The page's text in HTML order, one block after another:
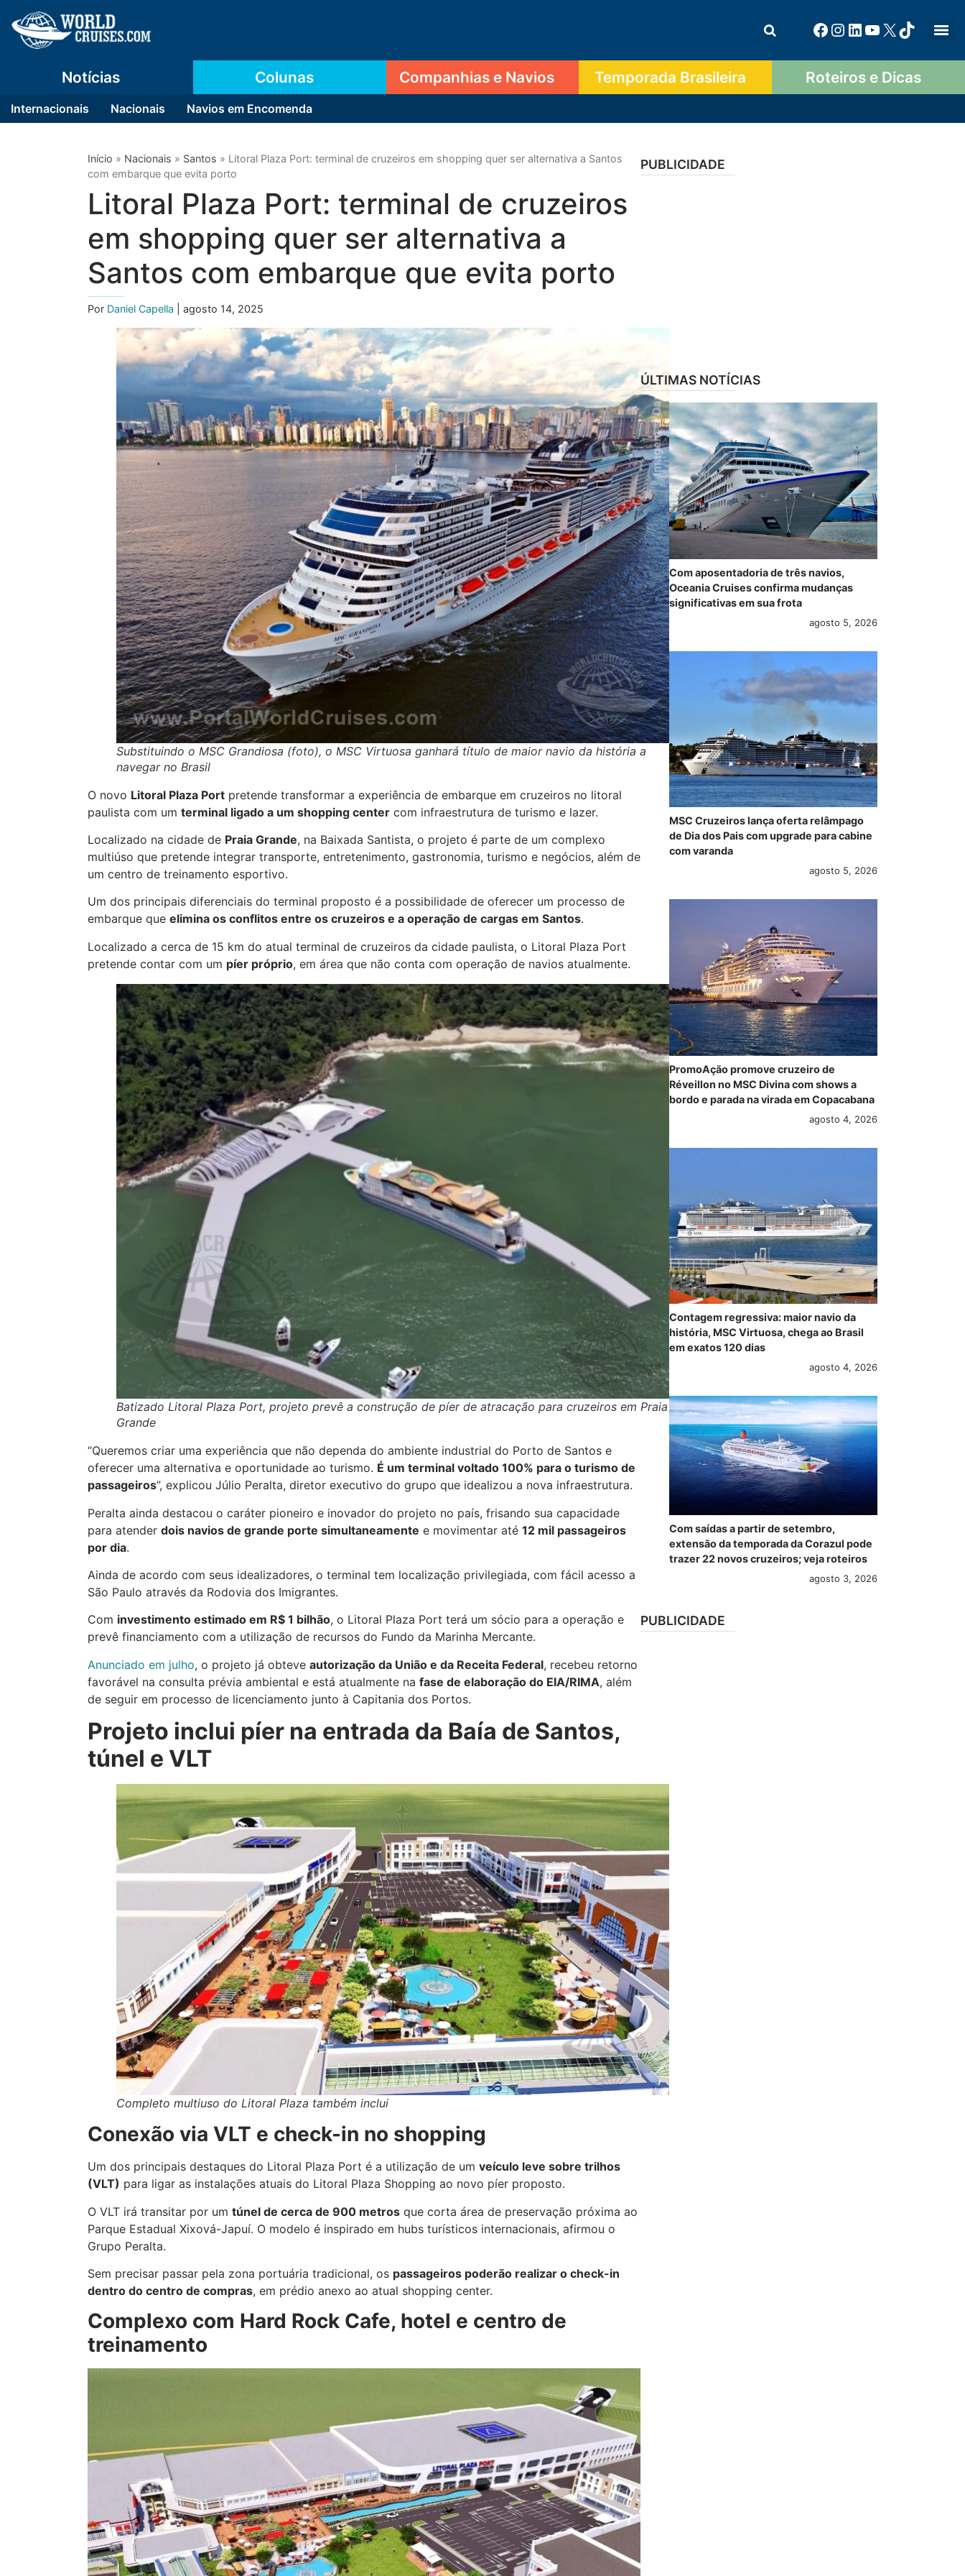
Notícias
Internacionais Nacionais Navios em Encomenda
Colunas Companhias e Navios Temporada Brasileira Roteiros e Dicas
Início » Nacionais » Santos » Litoral Plaza Port: terminal de cruzeiros em shopping quer ser alternativa a Santos
com embarque que evita porto
Litoral Plaza Port: terminal de cruzeiros
em shopping quer ser alternativa a
Santos com embarque que evita porto
Por Daniel Capella | agosto 14, 2025
Substituindo o MSC Grandiosa (foto), o MSC Virtuosa ganhará título de maior navio da história a
navegar no Brasil
O novo Litoral Plaza Port pretende transformar a experiência de embarque em cruzeiros no litoral
paulista com um terminal ligado a um shopping center com infraestrutura de turismo e lazer.
Localizado na cidade de Praia Grande, na Baixada Santista, o projeto é parte de um complexo
multiúso que pretende integrar transporte, entretenimento, gastronomia, turismo e negócios, além de
um centro de treinamento esportivo.
Um dos principais diferenciais do terminal proposto é a possibilidade de oferecer um processo de
embarque que elimina os conflitos entre os cruzeiros e a operação de cargas em Santos.
Localizado a cerca de 15 km do atual terminal de cruzeiros da cidade paulista, o Litoral Plaza Port
pretende contar com um píer próprio, em área que não conta com operação de navios atualmente.
Batizado Litoral Plaza Port, projeto prevê a construção de píer de atracação para cruzeiros em Praia
Grande
“Queremos criar uma experiência que não dependa do ambiente industrial do Porto de Santos e
oferecer uma alternativa e oportunidade ao turismo. É um terminal voltado 100% para o turismo de
passageiros”, explicou Júlio Peralta, diretor executivo do grupo que idealizou a nova infraestrutura.
Peralta ainda destacou o caráter pioneiro e inovador do projeto no país, frisando sua capacidade
para atender dois navios de grande porte simultaneamente e movimentar até 12 mil passageiros
por dia.
Ainda de acordo com seus idealizadores, o terminal tem localização privilegiada, com fácil acesso a
São Paulo através da Rodovia dos Imigrantes.
Com investimento estimado em R$ 1 bilhão, o Litoral Plaza Port terá um sócio para a operação e
prevê financiamento com a utilização de recursos do Fundo da Marinha Mercante.
Anunciado em julho, o projeto já obteve autorização da União e da Receita Federal, recebeu retorno
favorável na consulta prévia ambiental e está atualmente na fase de elaboração do EIA/RIMA, além
de seguir em processo de licenciamento junto à Capitania dos Portos.
Projeto inclui píer na entrada da Baía de Santos,
túnel e VLT
Completo multiuso do Litoral Plaza também inclui
Conexão via VLT e check-in no shopping
Um dos principais destaques do Litoral Plaza Port é a utilização de um veículo leve sobre trilhos
(VLT) para ligar as instalações atuais do Litoral Plaza Shopping ao novo píer proposto.
O VLT irá transitar por um túnel de cerca de 900 metros que corta área de preservação próxima ao
Parque Estadual Xixová-Japuí. O modelo é inspirado em hubs turísticos internacionais, afirmou o
Grupo Peralta.
Sem precisar passar pela zona portuária tradicional, os passageiros poderão realizar o check-in
dentro do centro de compras, em prédio anexo ao atual shopping center.
Complexo com Hard Rock Cafe, hotel e centro de
treinamento
PUBLICIDADE
ÚLTIMAS NOTÍCIAS
Com aposentadoria de três navios,
Oceania Cruises confirma mudanças
significativas em sua frota
agosto 5, 2026
MSC Cruzeiros lança oferta relâmpago
de Dia dos Pais com upgrade para cabine
com varanda
agosto 5, 2026
PromoAção promove cruzeiro de
Réveillon no MSC Divina com shows a
bordo e parada na virada em Copacabana
agosto 4, 2026
Contagem regressiva: maior navio da
história, MSC Virtuosa, chega ao Brasil
em exatos 120 dias
agosto 4, 2026
Com saídas a partir de setembro,
extensão da temporada da Corazul pode
trazer 22 novos cruzeiros; veja roteiros
agosto 3, 2026
PUBLICIDADE